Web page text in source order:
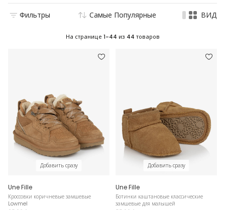
Фильтры Самые Популярные ВИД
На странице 1-44 из 44 товаров
Добавить сразу
Une Fille
Кроссовки коричневые замшевые
Lowmel
Добавить сразу
Une Fille
Ботинки каштановые классические
замшевые для малышей